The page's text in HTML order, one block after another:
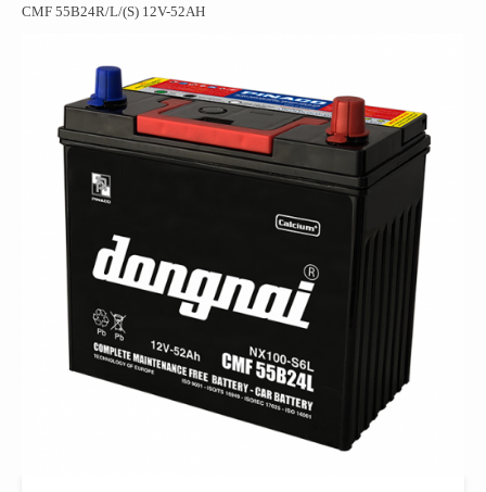
CMF 55B24R/L/(S) 12V-52AH